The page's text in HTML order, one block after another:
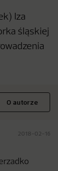
Iza
śląskiej
O autorze
2018-02-16